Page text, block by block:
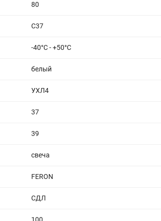
80
C37
-40°C - +50°C
белый
УХЛ4
37
39
свеча
FERON
СДЛ